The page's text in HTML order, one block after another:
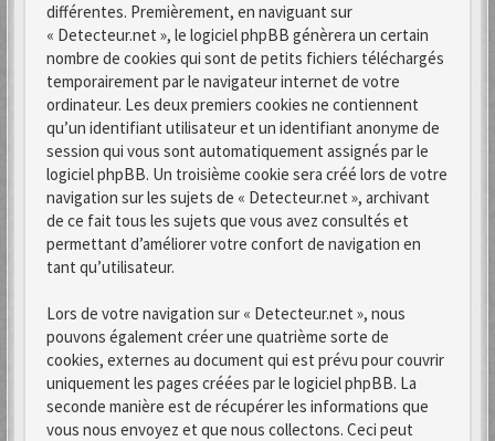
différentes. Premièrement, en naviguant sur
« Detecteur.net », le logiciel phpBB génèrera un certain
nombre de cookies qui sont de petits fichiers téléchargés
temporairement par le navigateur internet de votre
ordinateur. Les deux premiers cookies ne contiennent
qu’un identifiant utilisateur et un identifiant anonyme de
session qui vous sont automatiquement assignés par le
logiciel phpBB. Un troisième cookie sera créé lors de votre
navigation sur les sujets de « Detecteur.net », archivant
de ce fait tous les sujets que vous avez consultés et
permettant d’améliorer votre confort de navigation en
tant qu’utilisateur.
Lors de votre navigation sur « Detecteur.net », nous
pouvons également créer une quatrième sorte de
cookies, externes au document qui est prévu pour couvrir
uniquement les pages créées par le logiciel phpBB. La
seconde manière est de récupérer les informations que
vous nous envoyez et que nous collectons. Ceci peut